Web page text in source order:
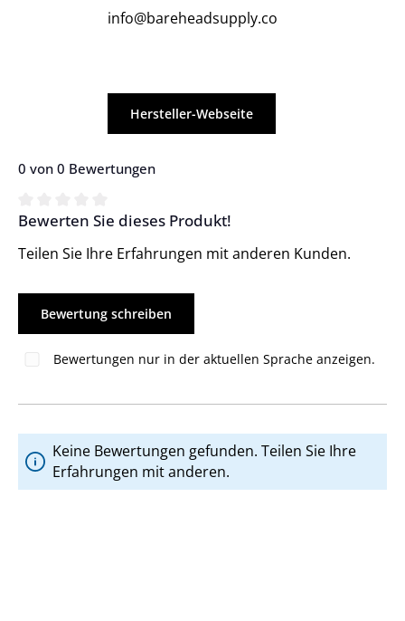
info@bareheadsupply.co
Hersteller-Webseite
0 von 0 Bewertungen
Durchschnittliche Bewertung von 0 von 5 Sternen
Bewerten Sie dieses Produkt!
Teilen Sie Ihre Erfahrungen mit anderen Kunden.
Bewertung schreiben
Bewertungen nur in der aktuellen Sprache anzeigen.
Keine Bewertungen gefunden. Teilen Sie Ihre
Erfahrungen mit anderen.